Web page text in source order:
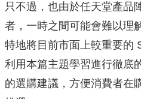
只不過，也由於任天堂產品
者，一時之間可能會難以理
特地將目前市面上較重要的
利用本篇主題學習進行徹底
的選購建議，方便消費者在